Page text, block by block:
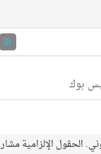
بوك
الحقول الإلزامية مشار